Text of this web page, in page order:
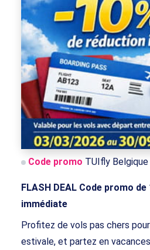
Code promo TUIfly Belgique
FLASH DEAL Code promo
immédiate
Profitez de vols pas chers
estivale, et partez en